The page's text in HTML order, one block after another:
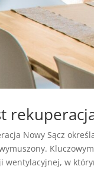
Nowy Sącz
wentylacyjnej, w